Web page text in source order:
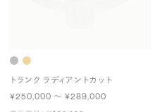
トランク ラディアントカット
¥250,000 〜 ¥289,000